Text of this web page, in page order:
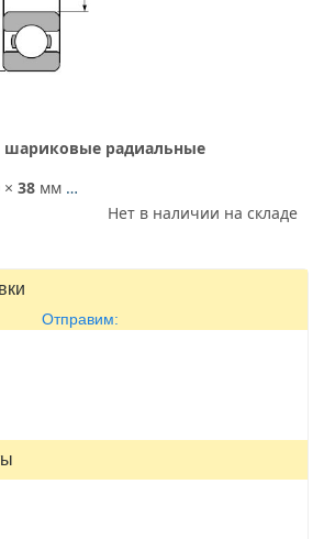
радиальные
×38 мм …
Нет в наличии на складе
Отправим: